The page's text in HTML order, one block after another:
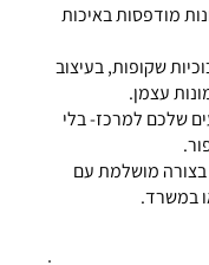
מראש שמכילה 10 תמונות מודפסות באיכות
שקופות, בעיצוב
עצמן.
שלכם למרכז- בלי
מושלמת עם
במשרד.